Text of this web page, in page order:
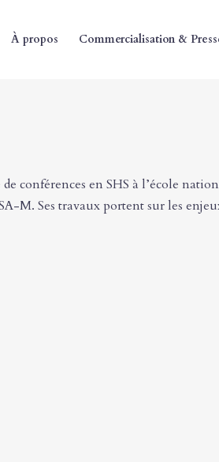
À propos Commercialisation &
conférences en SHS à l’école
M. Ses travaux portent sur les